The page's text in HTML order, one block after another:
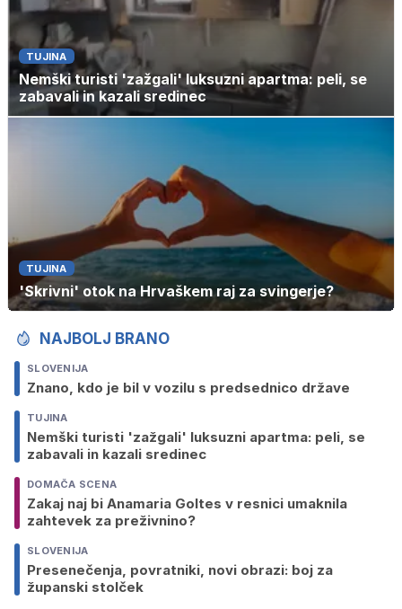
TUJINA
Nemški turisti 'zažgali' luksuzni apartma: peli, se
zabavali in kazali sredinec
TUJINA
'Skrivni' otok na Hrvaškem raj za svingerje?
NAJBOLJ BRANO
SLOVENIJA
Znano, kdo je bil v vozilu s predsednico države
TUJINA
Nemški turisti 'zažgali' luksuzni apartma: peli, se
zabavali in kazali sredinec
DOMAČA SCENA
Zakaj naj bi Anamaria Goltes v resnici umaknila
zahtevek za preživnino?
SLOVENIJA
Presenečenja, povratniki, novi obrazi: boj za
županski stolček